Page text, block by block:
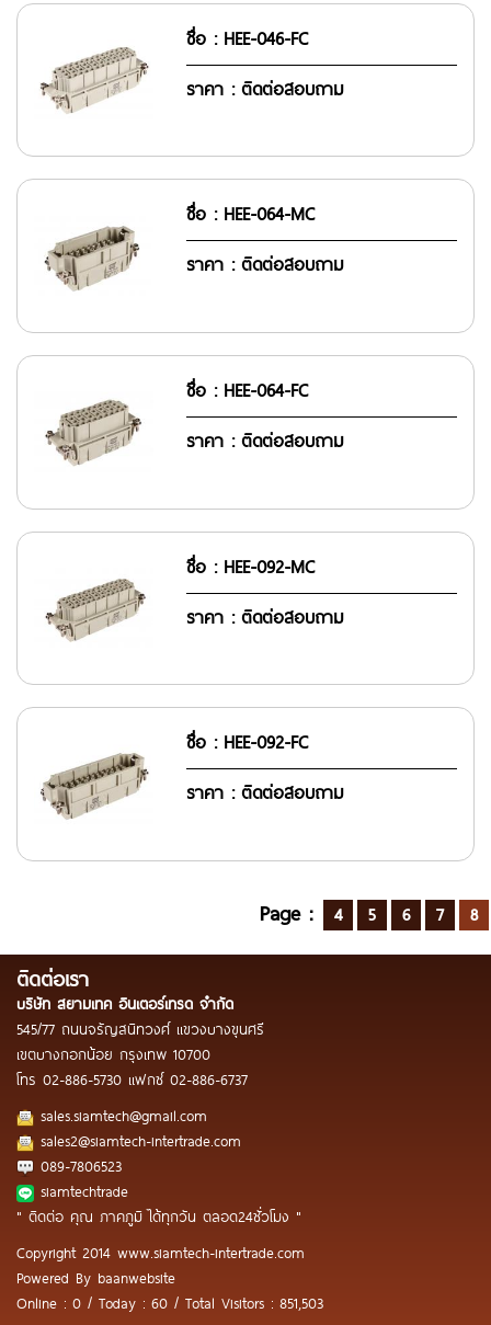
ชื่อ : HEE-046-FC
ราคา : ติดต่อสอบถาม
ชื่อ : HEE-064-MC
ราคา : ติดต่อสอบถาม
ชื่อ : HEE-064-FC
ราคา : ติดต่อสอบถาม
ชื่อ : HEE-092-MC
ราคา : ติดต่อสอบถาม
ชื่อ : HEE-092-FC
ราคา : ติดต่อสอบถาม
Page : 4 5 6 7 8
ติดต่อเรา
บริษัท สยามเทค อินเตอร์เทรด จำกัด
545/77 ถนนจรัญสนิทวงศ์ แขวงบางขุนศรี
เขตบางกอกน้อย กรุงเทพ 10700
โทร 02-886-5730 แฟกซ์ 02-886-6737
sales.siamtech@gmail.com
sales2@siamtech-intertrade.com
089-7806523
siamtechtrade
" ติดต่อ คุณ ภาคภูมิ ได้ทุกวัน ตลอด24ชั่วโมง "
Copyright 2014 www.siamtech-intertrade.com
Powered By baanwebsite
Online : 0 / Today : 60 / Total Visitors : 851,503